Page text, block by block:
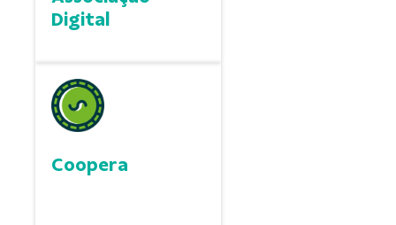
Digital
Coopera